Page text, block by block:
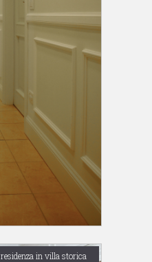
residenza in villa storica